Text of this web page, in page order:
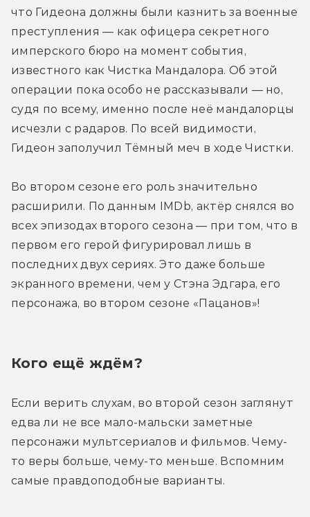
что Гидеона должны были казнить за военные
преступления — как офицера секретного
имперского бюро на момент события,
известного как Чистка Мандалора. Об этой
операции пока особо не рассказывали — но,
судя по всему, именно после неё мандалорцы
исчезли с радаров. По всей видимости,
Гидеон заполучил Тёмный меч в ходе Чистки.
Во втором сезоне его роль значительно
расширили. По данным IMDb, актёр снялся во
всех эпизодах второго сезона — при том, что в
первом его герой фигурировал лишь в
последних двух сериях. Это даже больше
экранного времени, чем у Стэна Эдгара, его
персонажа, во втором сезоне «Пацанов»!
Кого ещё ждём?
Если верить слухам, во второй сезон заглянут
едва ли не все мало-мальски заметные
персонажи мультсериалов и фильмов. Чему-
то веры больше, чему-то меньше. Вспомним
самые правдоподобные варианты.